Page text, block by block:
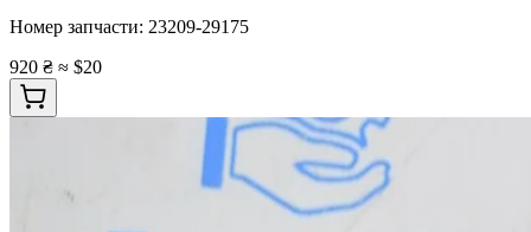
Номер запчасти: 23209-29175
920 ₴ ≈ $20